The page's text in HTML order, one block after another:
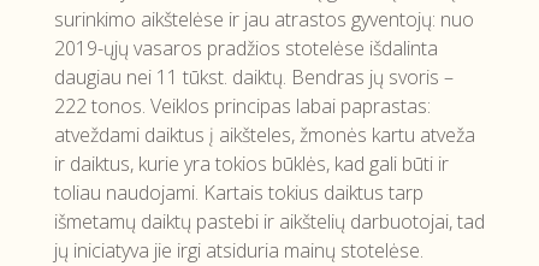
surinkimo aikštelėse ir jau atrastos gyventojų: nuo
2019-ųjų vasaros pradžios stotelėse išdalinta
daugiau nei 11 tūkst. daiktų. Bendras jų svoris –
222 tonos. Veiklos principas labai paprastas:
atveždami daiktus į aikšteles, žmonės kartu atveža
ir daiktus, kurie yra tokios būklės, kad gali būti ir
toliau naudojami. Kartais tokius daiktus tarp
išmetamų daiktų pastebi ir aikštelių darbuotojai, tad
jų iniciatyva jie irgi atsiduria mainų stotelėse.